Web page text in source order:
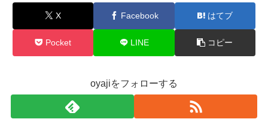
X Facebook はてブ
Pocket LINE コピー
oyajiをフォローする